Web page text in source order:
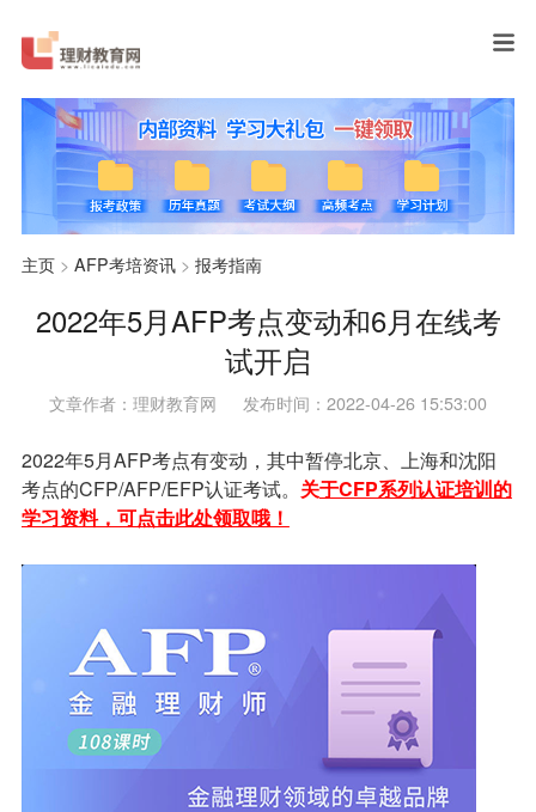
主页> AFP考培资讯> 报考指南
2022年5月AFP考点变动和6月在线考
试开启
文章作者：理财教育网 发布时间：2022-04-26 15:53:00
2022年5月AFP考点有变动，其中暂停北京、上海和沈阳
考点的CFP/AFP/EFP认证考试。 关于CFP系列认证培训的
学习资料，可点击此处领取哦！